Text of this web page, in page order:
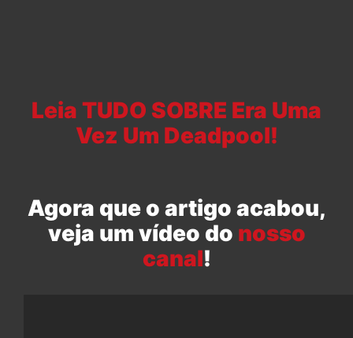
Leia TUDO SOBRE Era Uma
Vez Um Deadpool!
Agora que o artigo acabou,
veja um vídeo do nosso
canal!